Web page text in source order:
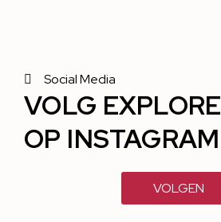
Social Media
VOLG EXPLORE
OP INSTAGRAM
VOLGEN